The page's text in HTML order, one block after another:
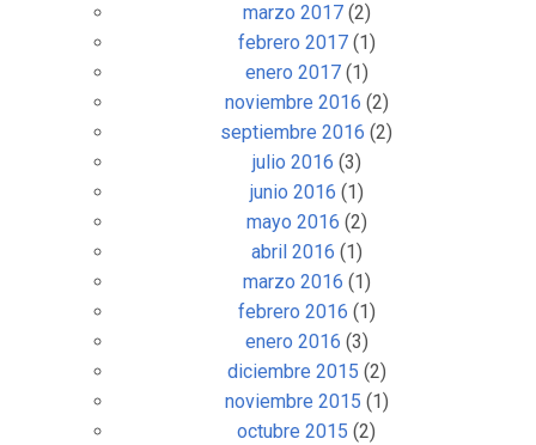
marzo 2017(2)
febrero 2017(1)
enero 2017(1)
noviembre 2016 (2)
septiembre 2016 (2)
julio 2016 (3)
junio 2016 (1)
mayo 2016 (2)
abril 2016 (1)
marzo 2016 (1)
febrero 2016 (1)
enero 2016 (3)
diciembre 2015 (2)
noviembre 2015 (1)
octubre 2015 (2)